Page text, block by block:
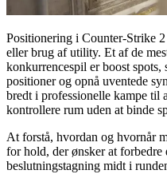
Positionering i Counter-Strike
eller brug af utility. Et af de
konkurrencespil er boost
positioner og opnå uventede
bredt i professionelle kampe til
kontrollere rum uden at binde
At forstå, hvordan og hvornår
for hold, der ønsker at
beslutningstagning midt i